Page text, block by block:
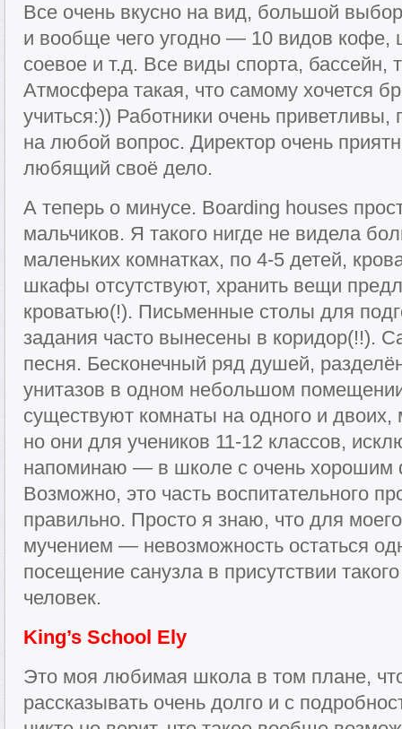
Все очень вкусно на вид, большой
и вообще чего угодно — 10 видов кофе,
соевое и т.д. Все виды спорта, бассейн,
Атмосфера такая, что самому хочется
учиться:)) Работники очень приветливы,
на любой вопрос. Директор очень
любящий своё дело.
А теперь о минусе. Boarding houses
мальчиков. Я такого нигде не видела
маленьких комнатках, по 4-5 детей,
шкафы отсутствуют, хранить вещи
кроватью(!). Письменные столы для
задания часто вынесены в коридор(!!).
песня. Бесконечный ряд душей,
унитазов в одном небольшом
существуют комнаты на одного и двоих,
но они для учеников 11-12 классов,
напоминаю — в школе с очень хорошим
Возможно, это часть воспитательного
правильно. Просто я знаю, что для
мучением — невозможность остаться
посещение санузла в присутствии
человек.
King’s School Ely
Это моя любимая школа в том плане,
рассказывать очень долго и с